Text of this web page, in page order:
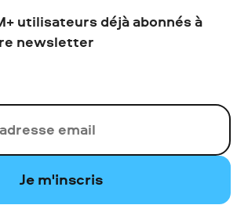
utilisateurs déjà abonnés à
newsletter
messagerie
Je m'inscris